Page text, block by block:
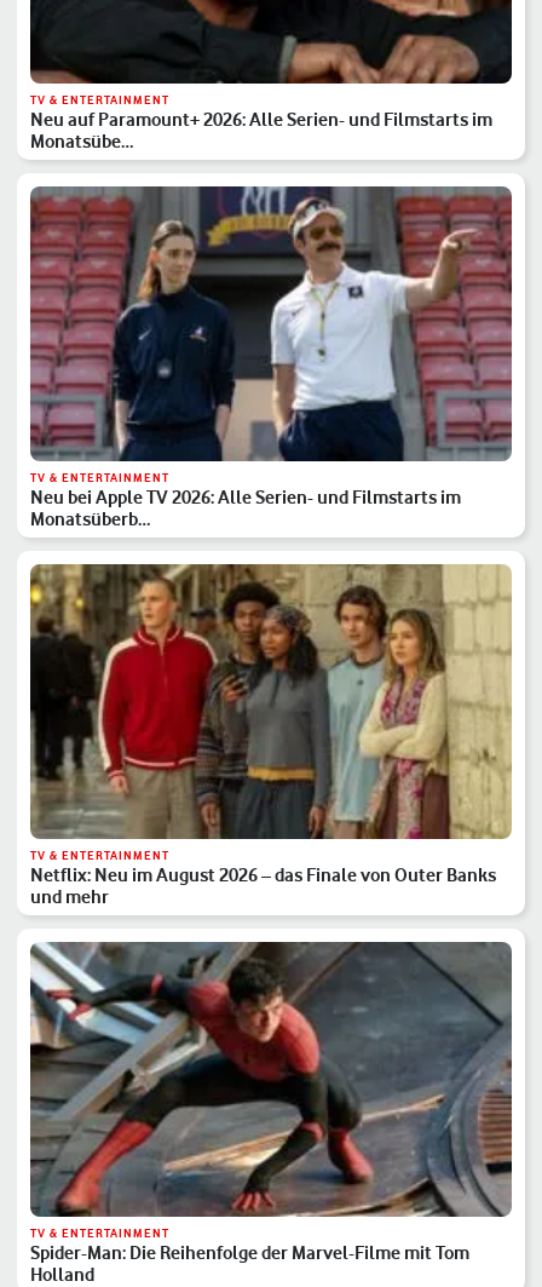
TV & ENTERTAINMENT
Neu auf Paramount+ 2026: Alle Serien- und Filmstarts im
Monatsübe…
TV & ENTERTAINMENT
Neu bei Apple TV 2026: Alle Serien- und Filmstarts im
Monatsüberb…
TV & ENTERTAINMENT
Netflix: Neu im August 2026 – das Finale von Outer Banks
und mehr
TV & ENTERTAINMENT
Spider-Man: Die Reihenfolge der Marvel-Filme mit Tom
Holland